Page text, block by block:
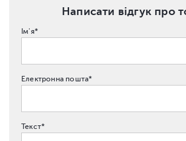
Написати відгук про
Ім'я*
Електронна пошта*
Текст*